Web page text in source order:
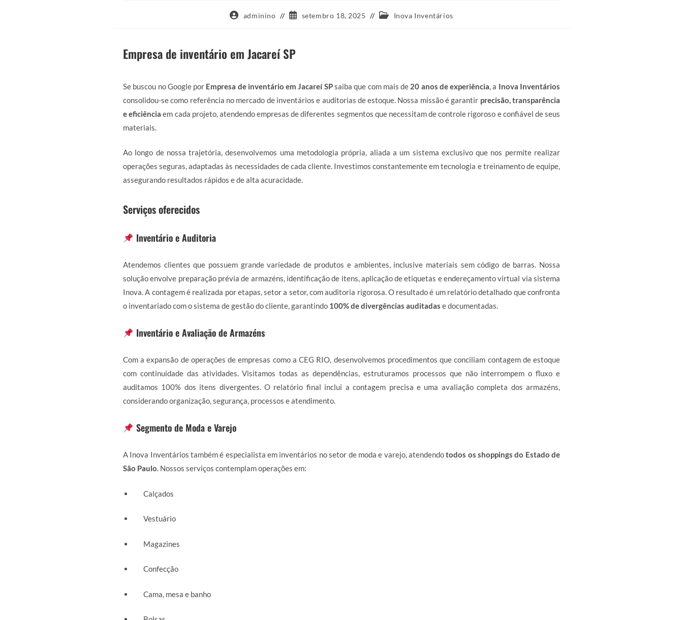
Autoradminino
Postsetembro 18, 2025
Categoria
Inova Inventários
Empresa de inventário em Jacareí SP
Se buscou no Google por Empresa de inventário em Jacareí SPsaiba que com mais de 20 anos de experiência , a Inova Inventários
consolidou-se como referência no mercado de inventários e auditorias de estoque. Nossa missão é garantir precisão, transparência
e eficiência em cada projeto, atendendo empresas de diferentes segmentos que necessitam de controle rigoroso e confiável de seus
materiais.
Ao longo de nossa trajetória, desenvolvemos uma metodologia própria, aliada a um sistema exclusivo que nos permite realizar
operações seguras, adaptadas às necessidades de cada cliente. Investimos constantemente em tecnologia e treinamento de equipe,
assegurando resultados rápidos e de alta acuracidade.
Serviços oferecidos
Inventário e Auditoria
Atendemos clientes que possuem grande variedade de produtos e ambientes, inclusive materiais sem código de barras. Nossa
solução envolve preparação prévia de armazéns, identificação de itens, aplicação de etiquetas e endereçamento virtual via sistema
Inova. A contagem é realizada por etapas, setor a setor, com auditoria rigorosa. O resultado é um relatório detalhado que confronta
o inventariado com o sistema de gestão do cliente, garantindo 100% de divergências auditadas e documentadas.
Inventário e Avaliação de Armazéns
Com a expansão de operações de empresas como a CEG RIO, desenvolvemos procedimentos que conciliam contagem de estoque
com continuidade das atividades. Visitamos todas as dependências, estruturamos processos que não interrompem o fluxo e
auditamos 100% dos itens divergentes. O relatório final inclui a contagem precisa e uma avaliação completa dos armazéns,
considerando organização, segurança, processos e atendimento.
Segmento de Moda e Varejo
A Inova Inventários também é especialista em inventários no setor de moda e varejo, atendendotodos os shoppings do Estado de
São Paulo. Nossos serviços contemplam operações em:
Calçados
Vestuário
Magazines
Confecção
Cama, mesa e banho